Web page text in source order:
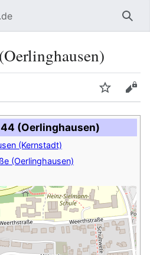
(Oerlinghausen)
(Kernstadt)
(Oerlinghausen)